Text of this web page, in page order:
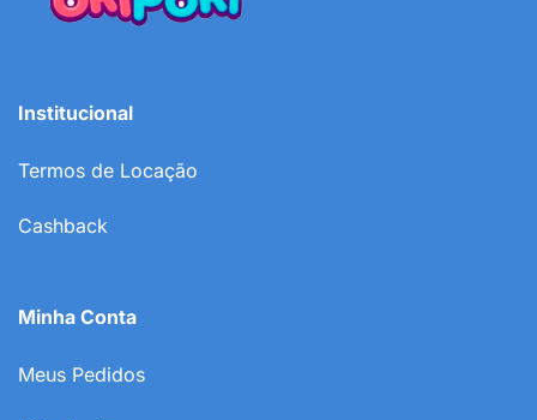
Institucional
Termos de Locação
Cashback
Minha Conta
Meus Pedidos